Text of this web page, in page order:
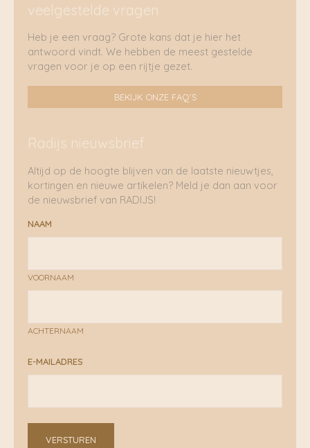
veelgestelde vragen
Heb je een vraag? Grote kans dat je hier het
antwoord vindt. We hebben de meest gestelde
vragen voor je op een rijtje gezet.
BEKIJK ONZE FAQ'S
Radijs nieuwsbrief
Altijd op de hoogte blijven van de laatste nieuwtjes,
kortingen en nieuwe artikelen? Meld je dan aan voor
de nieuwsbrief van RADIJS!
NAAM
VOORNAAM
ACHTERNAAM
E-MAILADRES
VERSTUREN